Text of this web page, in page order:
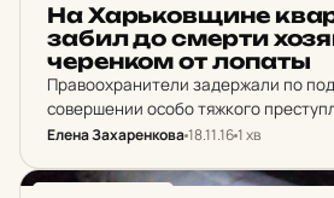
На Харь­ков­щи­не
забил до смерти
че­рен­ком от лопаты
Правоохранители задержали по
совершении особо тяжкого
жителя поселка Безлюдовка. В
соседей о том, что 51-летний
Елена Захаренкова18.11.161 хв